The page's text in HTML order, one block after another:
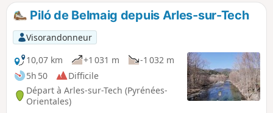
Piló de Belmaig depuis Arles-sur-Tech
Visorandonneur
10,07 km
+1 031 m
-1 032 m
5h 50
Difficile
Départ à Arles-sur-Tech (Pyrénées-
Orientales)